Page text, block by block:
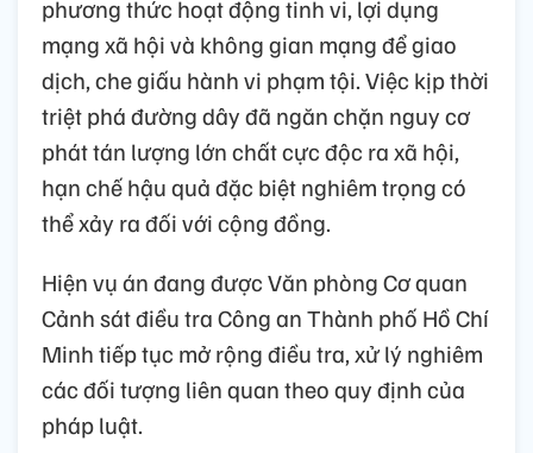
phương thức hoạt động tinh vi, lợi dụng
mạng xã hội và không gian mạng để giao
dịch, che giấu hành vi phạm tội. Việc kịp thời
triệt phá đường dây đã ngăn chặn nguy cơ
phát tán lượng lớn chất cực độc ra xã hội,
hạn chế hậu quả đặc biệt nghiêm trọng có
thể xảy ra đối với cộng đồng.
Hiện vụ án đang được Văn phòng Cơ quan
Cảnh sát điều tra Công an Thành phố Hồ Chí
Minh tiếp tục mở rộng điều tra, xử lý nghiêm
các đối tượng liên quan theo quy định của
pháp luật.